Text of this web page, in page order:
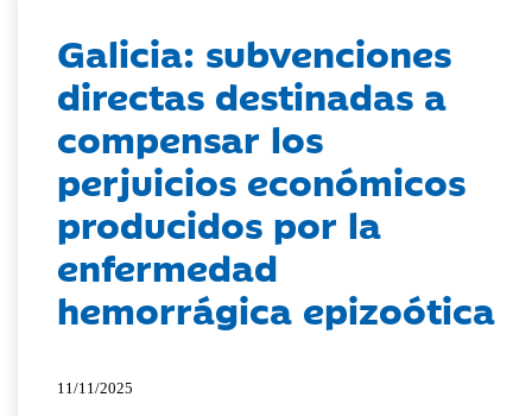
Galicia: subvenciones
directas destinadas a
compensar los
perjuicios económicos
producidos por la
enfermedad
hemorrágica epizoótica
11/11/2025